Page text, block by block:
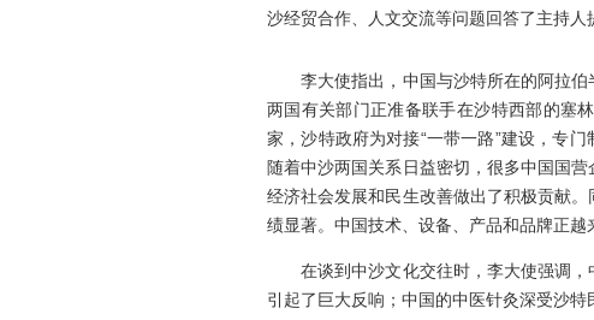
沙经贸合作、人文交流等问题回答了主持人
李大使指出，中国与沙特所在的阿拉伯
两国有关部门正准备联手在沙特西部的塞
家，沙特政府为对接“一带一路”建设，专
随着中沙两国关系日益密切，很多中国国
经济社会发展和民生改善做出了积极贡献
绩显著。中国技术、设备、产品和品牌正越
在谈到中沙文化交往时，李大使强调，
引起了巨大反响；中国的中医针灸深受沙